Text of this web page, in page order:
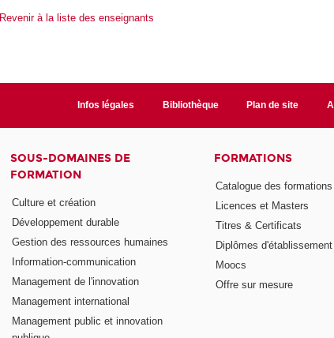
Revenir à la liste des enseignants
Infos légales Bibliothèque Plan de site
SOUS-DOMAINES DE
FORMATION
Culture et création
Développement durable
Gestion des ressources humaines
Information-communication
Management de l'innovation
Management international
Management public et innovation
FORMATIONS
Catalogue des formations
Licences et Masters
Titres & Certificats
Diplômes d'établissement
Moocs
Offre sur mesure